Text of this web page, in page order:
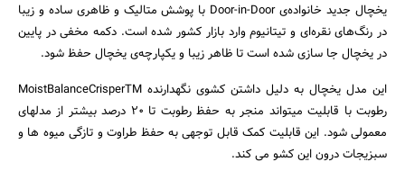
یخچال جدید خانواده‌ی Door-in-Door با پوشش متالیک و ظاهری ساده و زیبا
در رنگ‌های نقره‌ای و تیتانیوم وارد بازار کشور شده است. دکمه مخفی در پایین
در یخچال جا سازی شده است تا ظاهر زیبا و یکپارچه‌ی یخچال حفظ شود.
این مدل یخچال به دلیل داشتن کشوی نگهدارنده MoistBalanceCrisperTM
رطوبت با قابلیت میتواند منجر به حفظ رطوبت تا 20 درصد بیشتر از مدلهای
معمولی شود. این قابلیت کمک قابل توجهی به حفظ طراوت و تازگی میوه ها و
سبزیجات درون این کشو می کند.